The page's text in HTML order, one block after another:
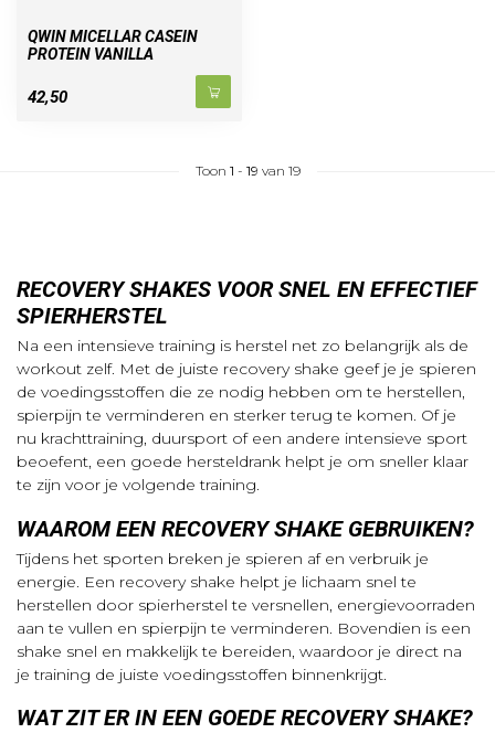
QWIN MICELLAR CASEIN
PROTEIN VANILLA
42,50
Toon 1 - 19 van 19
RECOVERY SHAKES VOOR SNEL EN EFFECTIEF
SPIERHERSTEL
Na een intensieve training is herstel net zo belangrijk als de
workout zelf. Met de juiste recovery shake geef je je spieren
de voedingsstoffen die ze nodig hebben om te herstellen,
spierpijn te verminderen en sterker terug te komen. Of je
nu krachttraining, duursport of een andere intensieve sport
beoefent, een goede hersteldrank helpt je om sneller klaar
te zijn voor je volgende training.
WAAROM EEN RECOVERY SHAKE GEBRUIKEN?
Tijdens het sporten breken je spieren af en verbruik je
energie. Een recovery shake helpt je lichaam snel te
herstellen door spierherstel te versnellen, energievoorraden
aan te vullen en spierpijn te verminderen. Bovendien is een
shake snel en makkelijk te bereiden, waardoor je direct na
je training de juiste voedingsstoffen binnenkrijgt.
WAT ZIT ER IN EEN GOEDE RECOVERY SHAKE?